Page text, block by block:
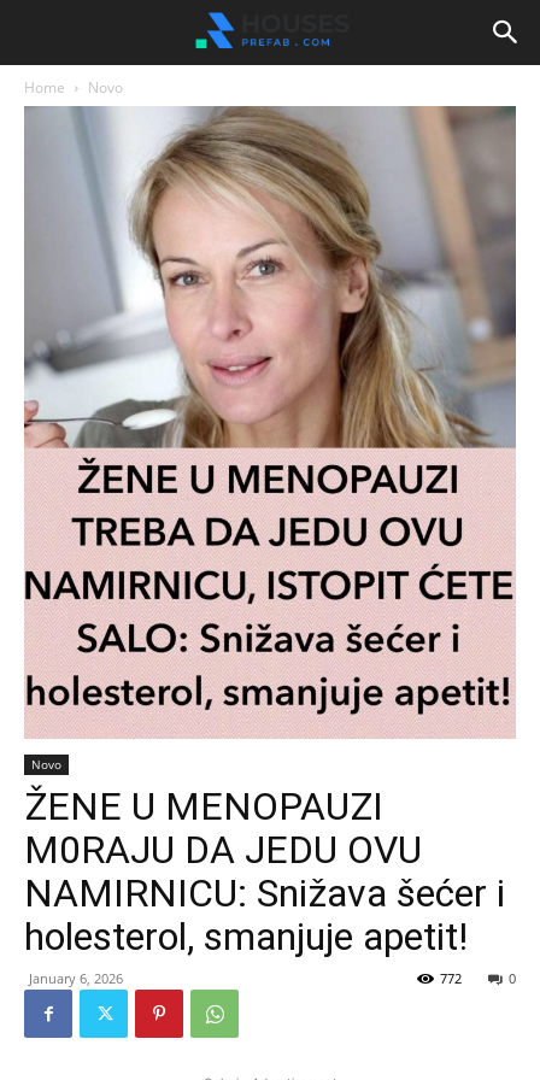
Home Novo
Novo
ŽENE U MENOPAUZI
M0RAJU DA JEDU OVU
NAMIRNICU: Snižava šećer i
holesterol, smanjuje apetit!
January 6, 2026 0
772